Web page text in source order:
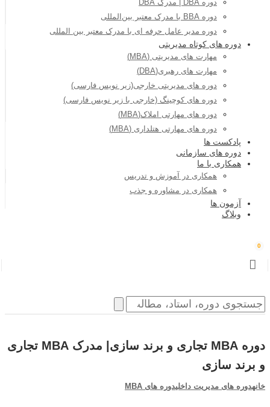
دوره DBA | مدرک DBA
دوره BBA با مدرک معتبر بین‌المللی
دوره مدیر عامل حرفه ای با مدرک معتبر بین المللی
دوره های کوتاه مدیریتی
مهارت های مدیریتی (MBA)
مهارت های رهبری(DBA)
دوره های مدیریتی خارجی(زیر نویس فارسی)
دوره های کوچینگ (خارجی با زیر نویس فارسی)
دوره های مهارتی املاک(MBA)
دوره های مهارتی هتلداری (MBA)
پادکست ها
دوره های سازمانی
همکاری با ما
همکاری در آموزش و تدریس
همکاری در مشاوره و جذب
آزمون ها
وبلاگ
0
دوره MBA تجاری و برند سازی| مدرک MBA تجاری
و برند سازی
خانهدوره های مدیریت داخلیدوره های MBA